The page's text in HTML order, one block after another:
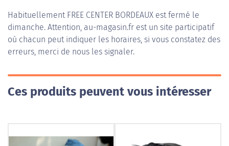
Habituellement FREE CENTER BORDEAUX est fermé le
dimanche. Attention, au-magasin.fr est un site participatif
où chacun peut indiquer les horaires, si vous constatez des
erreurs, merci de nous les signaler.
Ces produits peuvent vous intéresser